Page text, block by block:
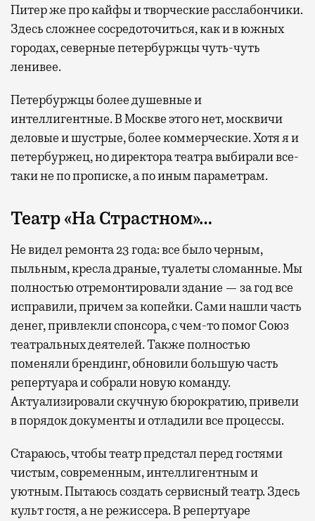
Питер же про кайфы и творческие расслабончики.
Здесь сложнее сосредоточиться, как и в южных
городах, северные петербуржцы чуть-чуть
ленивее.
Петербуржцы более душевные и
интеллигентные. В Москве этого нет, москвичи
деловые и шустрые, более коммерческие. Хотя я и
петербуржец, но директора театра выбирали все-
таки не по прописке, а по иным параметрам.
Театр «На Страстном»…
Не видел ремонта 23 года: все было черным,
пыльным, кресла драные, туалеты сломанные. Мы
полностью отремонтировали здание — за год все
исправили, причем за копейки. Сами нашли часть
денег, привлекли спонсора, с чем-то помог Союз
театральных деятелей. Также полностью
поменяли брендинг, обновили большую часть
репертуара и собрали новую команду.
Актуализировали скучную бюрократию, привели
в порядок документы и отладили все процессы.
Стараюсь, чтобы театр предстал перед гостями
чистым, современным, интеллигентным и
уютным. Пытаюсь создать сервисный театр. Здесь
культ гостя, а не режиссера. В репертуаре